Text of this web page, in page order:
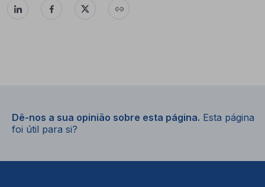
Dê-nos a sua opinião sobre esta página. Esta página
foi útil para si?